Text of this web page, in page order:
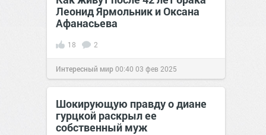
Леонид Ярмольник и Оксана
Афанасьева
18 2
Интересный мир00:40 03 фев 2025
Шокирующую правду о диане
гурцкой раскрыл ее
собственный муж